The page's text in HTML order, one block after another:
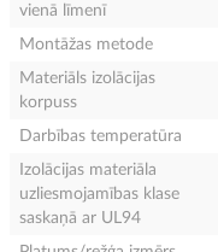
vienā līmenī
Montāžas metode
Materiāls izolācijas
korpuss
Darbības temperatūra
Izolācijas materiāla
uzliesmojamības klase
saskaņā ar UL94